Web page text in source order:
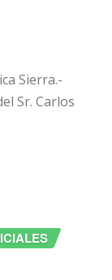
Sierra.-
Sr. Carlos